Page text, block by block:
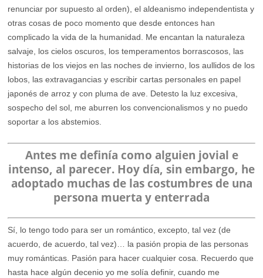
renunciar por supuesto al orden), el aldeanismo independentista y
otras cosas de poco momento que desde entonces han
complicado la vida de la humanidad. Me encantan la naturaleza
salvaje, los cielos oscuros, los temperamentos borrascosos, las
historias de los viejos en las noches de invierno, los aullidos de los
lobos, las extravagancias y escribir cartas personales en papel
japonés de arroz y con pluma de ave. Detesto la luz excesiva,
sospecho del sol, me aburren los convencionalismos y no puedo
soportar a los abstemios.
Antes me definía como alguien jovial e
intenso, al parecer. Hoy día, sin embargo, he
adoptado muchas de las costumbres de una
persona muerta y enterrada
Sí, lo tengo todo para ser un romántico, excepto, tal vez (de
acuerdo, de acuerdo, tal vez)… la pasión propia de las personas
muy románticas. Pasión para hacer cualquier cosa. Recuerdo que
hasta hace algún decenio yo me solía definir, cuando me